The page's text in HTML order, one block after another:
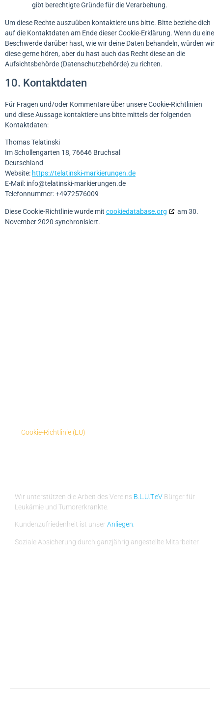
gibt berechtigte Gründe für die Verarbeitung.
Um diese Rechte auszuüben kontaktiere uns bitte. Bitte beziehe dich
auf die Kontaktdaten am Ende dieser Cookie-Erklärung. Wenn du eine
Beschwerde darüber hast, wie wir deine Daten behandeln, würden wir
diese gerne hören, aber du hast auch das Recht diese an die
Aufsichtsbehörde (Datenschutzbehörde) zu richten.
10. Kontaktdaten
Für Fragen und/oder Kommentare über unsere Cookie-Richtlinien
und diese Aussage kontaktiere uns bitte mittels der folgenden
Kontaktdaten:
Thomas Telatinski
Im Schollengarten 18, 76646 Bruchsal
Deutschland
Website: https://telatinski-markierungen.de
E-Mail: info@telatinski-markierungen.de
Telefonnummer: +4972576009
Diese Cookie-Richtlinie wurde mit cookiedatabase.org
am 30.
November 2020 synchronisiert.
Cookie-Richtlinie (EU)
Wir unterstützen die Arbeit des Vereins B.L.U.T.eV Bürger für
Leukämie und Tumorerkrankte.
Kundenzufriedenheit ist unser Anliegen.
Soziale Absicherung durch ganzjährig angestellte Mitarbeiter